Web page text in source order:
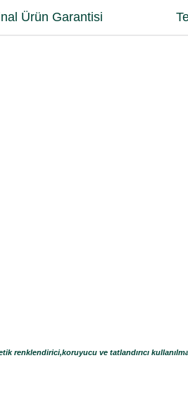
Ürün Garantisi
renklendirici,koruyucu ve tatlandırıcı